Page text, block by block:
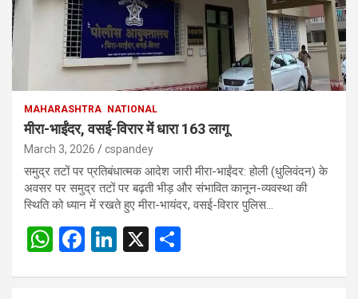
MAHARASHTRA NATIONAL
मीरा-भाईंदर, वसई-विरार में धारा 163 लागू
March 3, 2026 cspandey
समुद्र तटों पर प्रतिबंधात्मक आदेश जारी मीरा-भाईंदर: होली (धुलिवंदन) के
अवसर पर समुद्र तटों पर बढ़ती भीड़ और संभावित कानून-व्यवस्था की
स्थिति को ध्यान में रखते हुए मीरा-भायंदर, वसई-विरार पुलिस…
W F
Li
X